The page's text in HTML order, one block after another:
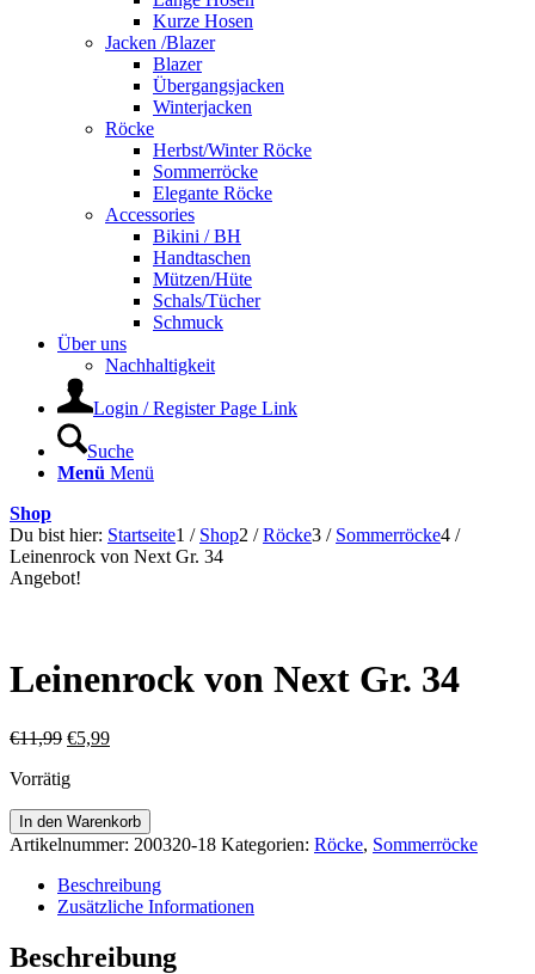
Kurze Hosen
Jacken /Blazer
Blazer
Übergangsjacken
Winterjacken
Röcke
Herbst/Winter Röcke
Sommerröcke
Elegante Röcke
Accessories
Bikini / BH
Handtaschen
Mützen/Hüte
Schals/Tücher
Schmuck
Über uns
Nachhaltigkeit
Login / Register Page Link
Suche
Menü Menü
Shop
Du bist hier: Startseite1 / Shop2 / Röcke3 / Sommerröcke4 /
Leinenrock von Next Gr. 34
Angebot!
Leinenrock von Next Gr. 34
€11,99 Ursprünglicher
war:
€5,99Aktueller
Vorrätig
Leinenrock
von
In den Warenkorb
Artikelnummer: 200320-18 Kategorien: Röcke, Sommerröcke
Beschreibung
Zusätzliche Informationen
Beschreibung